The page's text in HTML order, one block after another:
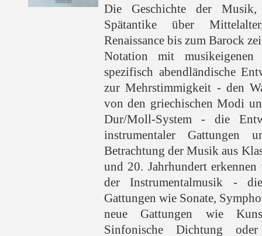
Die Geschichte der
Spätantike über
Renaissance bis zum Barock
Notation mit musikeigenen
spezifisch abendländische
zur Mehrstimmigkeit - den
von den griechischen Modi
Dur/Moll-System - die
instrumentaler Gattungen
Betrachtung der Musik aus
und 20. Jahrhundert
der Instrumentalmusik -
Gattungen wie Sonate,
neue Gattungen wie
Sinfonische Dichtung